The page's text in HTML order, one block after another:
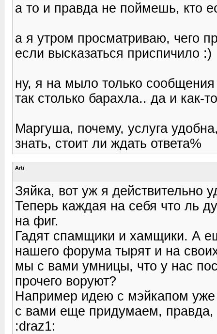
а то и правда не поймешь, кто
а я утром просматриваю, чего
если высказаться приспичило :)
ну, я на мыло только
так столько барахла.. да и как-
Маргуша, почему, услуга
знать, стоит ли ждать ответа%
Arti
Зяйка, вот уж я действительно
Теперь каждая на себя что ль
на фиг.
Гадят спамщики и хамщики. А
нашего форума тырят и на
мы с вами умницы, что у нас
прочего воруют?
Например идею с мэйкапом уже
с вами еще придумаем,
:draz1: